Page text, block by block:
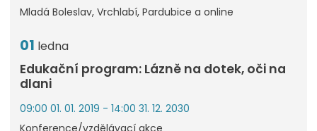
Mladá Boleslav, Vrchlabí, Pardubice a online
01 ledna
Edukační program: Lázně na dotek, oči na
dlani
09:00 01. 01. 2019 - 14:00 31. 12. 2030
Konference/vzdělávací akce